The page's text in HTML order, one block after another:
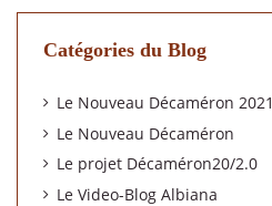
Catégories du Blog
Le Nouveau Décaméron 2021
Le Nouveau Décaméron
Le projet Décaméron20/2.0
Le Video-Blog Albiana